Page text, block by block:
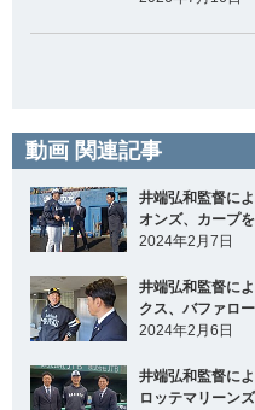
動画 関連記事
井端弘和監督に
オンズ、カープ
2024年2月7日
井端弘和監督に
クス、バファロ
2024年2月6日
井端弘和監督に
ロッテマリーン